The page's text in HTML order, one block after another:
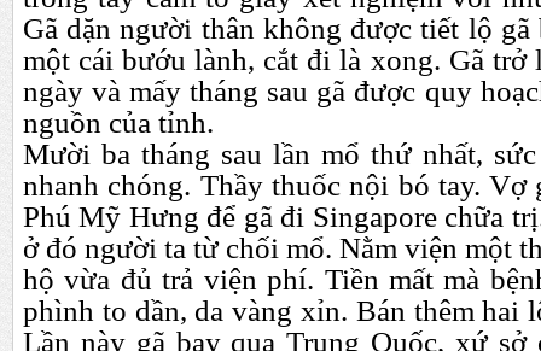
Gã dặn người thân không được tiết lộ
một cái bướu lành, cắt đi là xong. Gã trở
ngày và mấy tháng sau gã được quy
nguồn của tỉnh.
Mười ba tháng sau lần mổ thứ nhất,
nhanh chóng. Thầy thuốc nội bó tay. Vợ
Phú Mỹ Hưng để gã đi Singapore chữa
ở đó người ta từ chối mổ. Nằm viện một
hộ vừa đủ trả viện phí. Tiền mất mà
phình to dần, da vàng xỉn. Bán thêm hai
Lần này gã bay qua Trung Quốc, xứ sở